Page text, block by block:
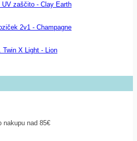
zaščito - Clay Earth
2v1 - Champagne
X Light - Lion
nakupu nad 85€